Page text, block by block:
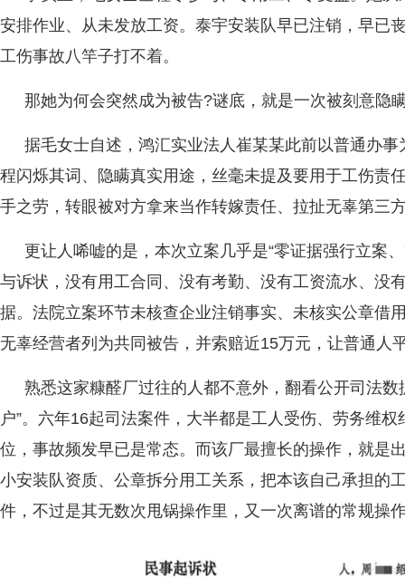
安排作业、从未发放工资。泰宇安装队早已注销，早已
工伤事故八竿子打不着。
那她为何会突然成为被告?谜底，就是一次被刻意隐
据毛女士自述，鸿汇实业法人崔某某此前以普通办
程闪烁其词、隐瞒真实用途，丝毫未提及要用于工伤责
手之劳，转眼被对方拿来当作转嫁责任、拉扯无辜第三
更让人唏嘘的是，本次立案几乎是“零证据强行立案
与诉状，没有用工合同、没有考勤、没有工资流水、没
据。法院立案环节未核查企业注销事实、未核实公章借
无辜经营者列为共同被告，并索赔近15万元，让普通人
熟悉这家糠醛厂过往的人都不意外，翻看公开司法
户”。六年16起司法案件，大半都是工人受伤、劳务维
位，事故频发早已是常态。而该厂最擅长的操作，就是
小安装队资质、公章拆分用工关系，把本该自己承担的
件，不过是其无数次甩锅操作里，又一次离谱的常规操